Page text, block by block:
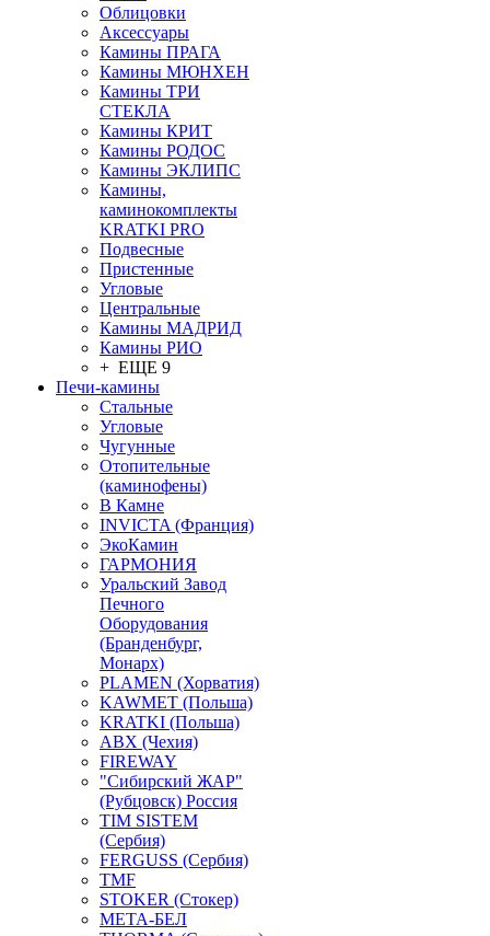
Облицовки
Аксессуары
Камины ПРАГА
Камины МЮНХЕН
Камины ТРИ
СТЕКЛА
Камины КРИТ
Камины РОДОС
Камины ЭКЛИПС
Камины,
каминокомплекты
KRATKI PRO
Подвесные
Пристенные
Угловые
Центральные
Камины МАДРИД
Камины РИО
+ ЕЩЕ 9
Печи-камины
Стальные
Угловые
Чугунные
Отопительные
(каминофены)
В Камне
INVICTA (Франция)
ЭкоКамин
ГАРМОНИЯ
Уральский Завод
Печного
Оборудования
(Бранденбург,
Монарх)
PLAMEN (Хорватия)
KAWMET (Польша)
KRATKI (Польша)
ABX (Чехия)
FIREWAY
"Сибирский ЖАР"
(Рубцовск) Россия
TIM SISTEM
(Сербия)
FERGUSS (Сербия)
TMF
STOKER (Стокер)
МЕТА-БЕЛ